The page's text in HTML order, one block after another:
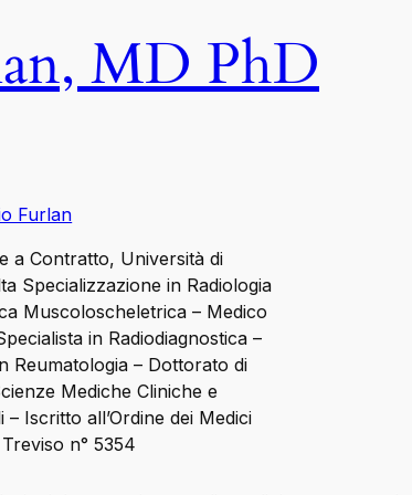
MD PhD
Furlan
a Contratto, Università di
Specializzazione in Radiologia
Muscoloscheletrica – Medico
in Radiodiagnostica –
Reumatologia – Dottorato di
Mediche Cliniche e
– Iscritto all’Ordine dei Medici
n° 5354